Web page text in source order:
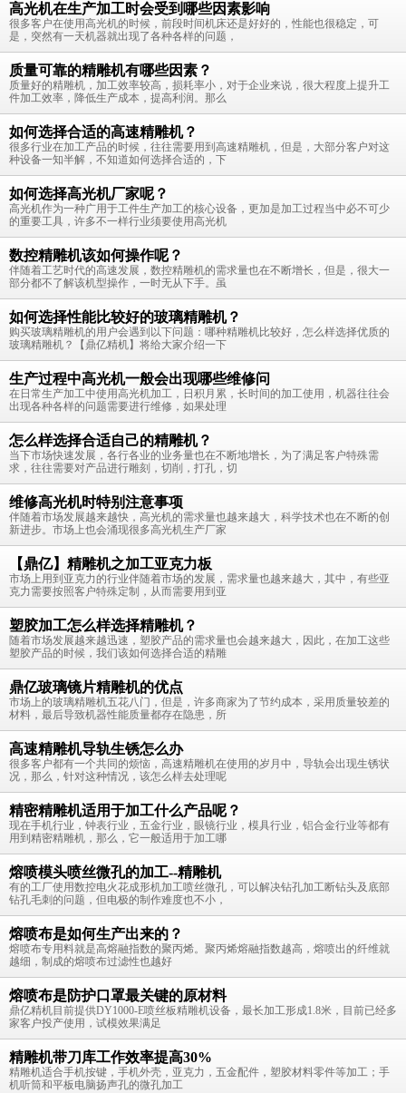
高光机在生产加工时会受到哪些因素影响
很多客户在使用高光机的时候，前段时间机床还是好好的，性能也很稳定，可
是，突然有一天机器就出现了各种各样的问题，
质量可靠的精雕机有哪些因素？
质量好的精雕机，加工效率较高，损耗率小，对于企业来说，很大程度上提升工
件加工效率，降低生产成本，提高利润。那么
如何选择合适的高速精雕机？
很多行业在加工产品的时候，往往需要用到高速精雕机，但是，大部分客户对这
种设备一知半解，不知道如何选择合适的，下
如何选择高光机厂家呢？
高光机作为一种广用于工件生产加工的核心设备，更加是加工过程当中必不可少
的重要工具，许多不一样行业须要使用高光机
数控精雕机该如何操作呢？
伴随着工艺时代的高速发展，数控精雕机的需求量也在不断增长，但是，很大一
部分都不了解该机型操作，一时无从下手。虽
如何选择性能比较好的玻璃精雕机？
购买玻璃精雕机的用户会遇到以下问题：哪种精雕机比较好，怎么样选择优质的
玻璃精雕机？【鼎亿精机】将给大家介绍一下
生产过程中高光机一般会出现哪些维修问
在日常生产加工中使用高光机加工，日积月累，长时间的加工使用，机器往往会
出现各种各样的问题需要进行维修，如果处理
怎么样选择合适自己的精雕机？
当下市场快速发展，各行各业的业务量也在不断地增长，为了满足客户特殊需
求，往往需要对产品进行雕刻，切削，打孔，切
维修高光机时特别注意事项
伴随着市场发展越来越快，高光机的需求量也越来越大，科学技术也在不断的创
新进步。市场上也会涌现很多高光机生产厂家
【鼎亿】精雕机之加工亚克力板
市场上用到亚克力的行业伴随着市场的发展，需求量也越来越大，其中，有些亚
克力需要按照客户特殊定制，从而需要用到亚
塑胶加工怎么样选择精雕机？
随着市场发展越来越迅速，塑胶产品的需求量也会越来越大，因此，在加工这些
塑胶产品的时候，我们该如何选择合适的精雕
鼎亿玻璃镜片精雕机的优点
市场上的玻璃精雕机五花八门，但是，许多商家为了节约成本，采用质量较差的
材料，最后导致机器性能质量都存在隐患，所
高速精雕机导轨生锈怎么办
很多客户都有一个共同的烦恼，高速精雕机在使用的岁月中，导轨会出现生锈状
况，那么，针对这种情况，该怎么样去处理呢
精密精雕机适用于加工什么产品呢？
现在手机行业，钟表行业，五金行业，眼镜行业，模具行业，铝合金行业等都有
用到精密精雕机，那么，它一般适用于加工哪
熔喷模头喷丝微孔的加工--精雕机
有的工厂使用数控电火花成形机加工喷丝微孔，可以解决钻孔加工断钻头及底部
钻孔毛刺的问题，但电极的制作难度也不小，
熔喷布是如何生产出来的？
熔喷布专用料就是高熔融指数的聚丙烯。聚丙烯熔融指数越高，熔喷出的纤维就
越细，制成的熔喷布过滤性也越好
熔喷布是防护口罩最关键的原材料
鼎亿精机目前提供DY1000-E喷丝板精雕机设备，最长加工形成1.8米，目前已经多
家客户投产使用，试模效果满足
精雕机带刀库工作效率提高30%
精雕机适合手机按键，手机外壳，亚克力，五金配件，塑胶材料零件等加工；手
机听筒和平板电脑扬声孔的微孔加工